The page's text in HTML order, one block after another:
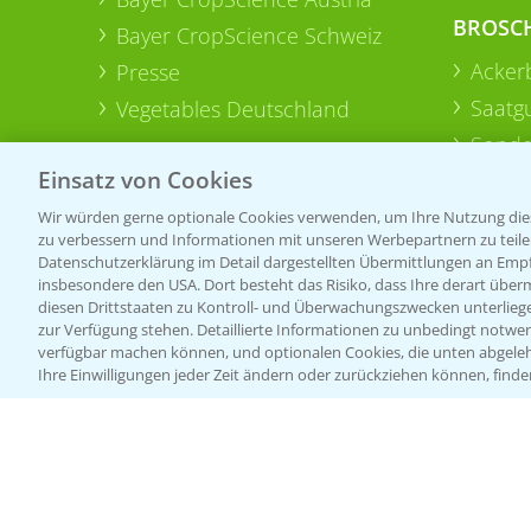
Bayer CropScience Schweiz
Presse
Vegetables Deutschland
Einsatz von Cookies
Wir würden gerne optionale Cookies verwenden, um Ihre Nutzung
zu verbessern und Informationen mit unseren Werbepartnern zu
Datenschutzerklärung im Detail dargestellten Übermittlungen an
insbesondere den USA. Dort besteht das Risiko, dass Ihre derart
diesen Drittstaaten zu Kontroll- und Überwachungszwecken
zur Verfügung stehen. Detaillierte Informationen zu unbedingt
verfügbar machen können, und optionalen Cookies, die unten
Ihre Einwilligungen jeder Zeit ändern oder zurückziehen können,